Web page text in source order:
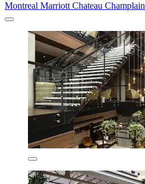
Montreal Marriott Chateau Champlain